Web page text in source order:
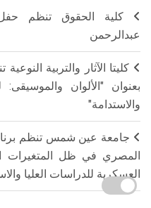
كلية الحقوق تنظم حفل
عبدالرحمن
كليتا الآثار والتربية
بعنوان "الألوان
والاستدامة"
جامعة عين شمس تنظم
المصري في ظل المتغيرات
العسكرية للدراسات العليا